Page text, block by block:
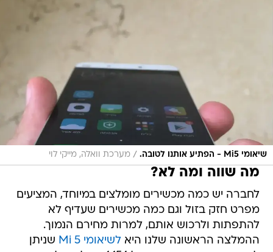
שיאומי Mi5 - הפתיע אותנו לטובה. / מערכת וואלה, מייקי לוי
מה שווה ומה לא?
לחברה יש כמה מכשירים מומלצים במיוחד, המציעים
מפרט חזק בזול וגם כמה מכשירים שעדיף לא
להתפתות ולרכוש אותם, למרות מחירם הנמוך.
ההמלצה הראשונה שלנו היאלשיאומי Mi 5
שניתן